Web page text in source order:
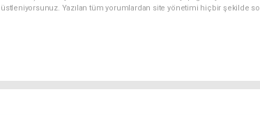
üstleniyorsunuz. Yazılan tüm yorumlardan site yönetimi hiçbir şekilde